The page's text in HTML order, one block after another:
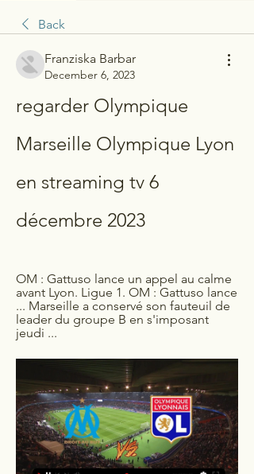
Back
Franziska Barbar
December 6, 2023
regarder Olympique
Marseille Olympique Lyon
en streaming tv 6
décembre 2023
OM : Gattuso lance un appel au calme
avant Lyon. Ligue 1. OM : Gattuso lance
... Marseille a conservé son fauteuil de
leader du groupe B en s'imposant
jeudi ...